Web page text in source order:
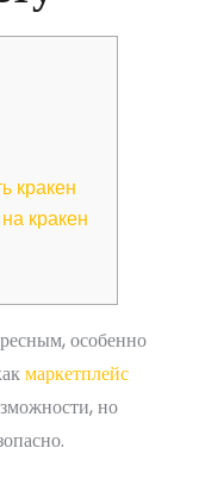
кракен
кракен
особенно
маркетплейс
но